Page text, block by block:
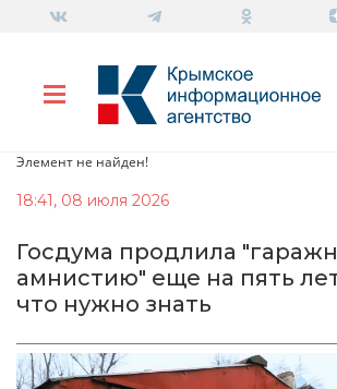
Элемент не найден!
18:41, 08 июля 2026
Госдума продлила
амнистию" еще на пять
что нужно знать